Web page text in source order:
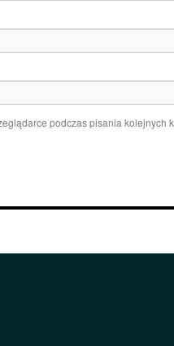
podczas pisania kolejnych